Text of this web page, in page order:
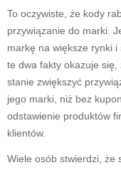
To oczywiste, że kody
przywiązanie do marki.
markę na większe rynki
te dwa fakty okazuje
stanie zwiększyć
jego marki, niż bez
odstawienie produktów
klientów.
Wiele osób stwierdzi, że